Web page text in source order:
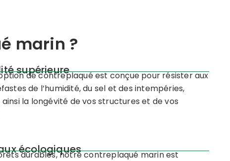
marin ?
supérieure
de contreplaqué est conçue pour résister aux
de l’humidité, du sel et des intempéries,
la longévité de vos structures et de vos
écologiques
durables, notre contreplaqué marin est